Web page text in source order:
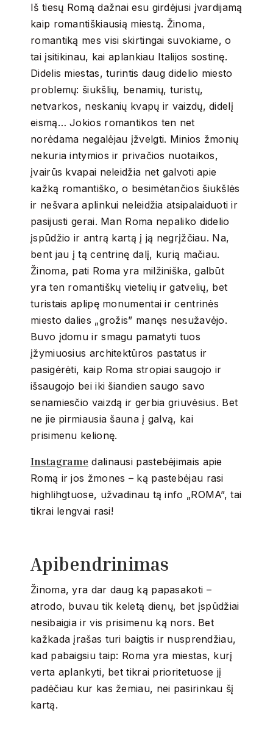
Iš tiesų Romą dažnai esu girdėjusi įvardijamą
kaip romantiškiausią miestą. Žinoma,
romantiką mes visi skirtingai suvokiame, o
tai įsitikinau, kai aplankiau Italijos sostinę.
Didelis miestas, turintis daug didelio miesto
problemų: šiukšlių, benamių, turistų,
netvarkos, neskanių kvapų ir vaizdų, didelį
eismą… Jokios romantikos ten net
norėdama negalėjau įžvelgti. Minios žmonių
nekuria intymios ir privačios nuotaikos,
įvairūs kvapai neleidžia net galvoti apie
kažką romantiško, o besimėtančios šiukšlės
ir nešvara aplinkui neleidžia atsipalaiduoti ir
pasijusti gerai. Man Roma nepaliko didelio
įspūdžio ir antrą kartą į ją negrįžčiau. Na,
bent jau į tą centrinę dalį, kurią mačiau.
Žinoma, pati Roma yra milžiniška, galbūt
yra ten romantiškų vietelių ir gatvelių, bet
turistais aplipę monumentai ir centrinės
miesto dalies „grožis” manęs nesužavėjo.
Buvo įdomu ir smagu pamatyti tuos
įžymiuosius architektūros pastatus ir
pasigėrėti, kaip Roma stropiai saugojo ir
išsaugojo bei iki šiandien saugo savo
senamiesčio vaizdą ir gerbia griuvėsius. Bet
ne jie pirmiausia šauna į galvą, kai
prisimenu kelionę.
Instagrame dalinausi pastebėjimais apie
Romą ir jos žmones – ką pastebėjau rasi
highlihgtuose, užvadinau tą info „ROMA”, tai
tikrai lengvai rasi!
Apibendrinimas
Žinoma, yra dar daug ką papasakoti –
atrodo, buvau tik keletą dienų, bet įspūdžiai
nesibaigia ir vis prisimenu ką nors. Bet
kažkada įrašas turi baigtis ir nusprendžiau,
kad pabaigsiu taip: Roma yra miestas, kurį
verta aplankyti, bet tikrai prioritetuose jį
padėčiau kur kas žemiau, nei pasirinkau šį
kartą.